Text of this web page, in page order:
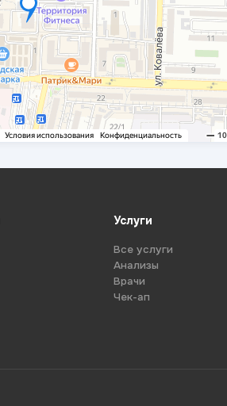
Услуги
Все услуги
Анализы
Врачи
Чек-ап